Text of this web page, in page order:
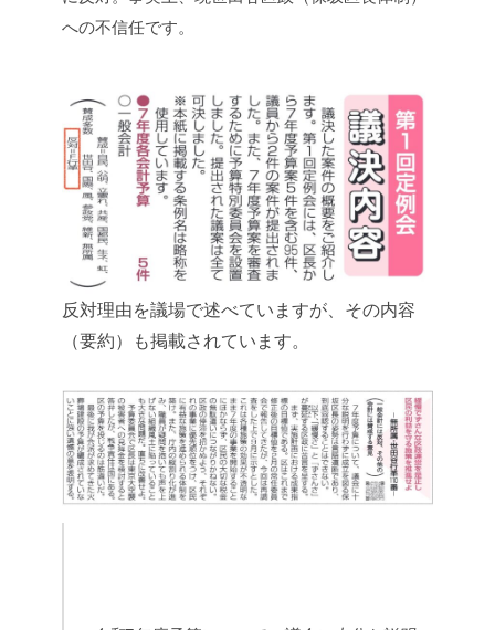
への不信任です。
反対理由を議場で述べていますが、その内容
（要約）も掲載されています。